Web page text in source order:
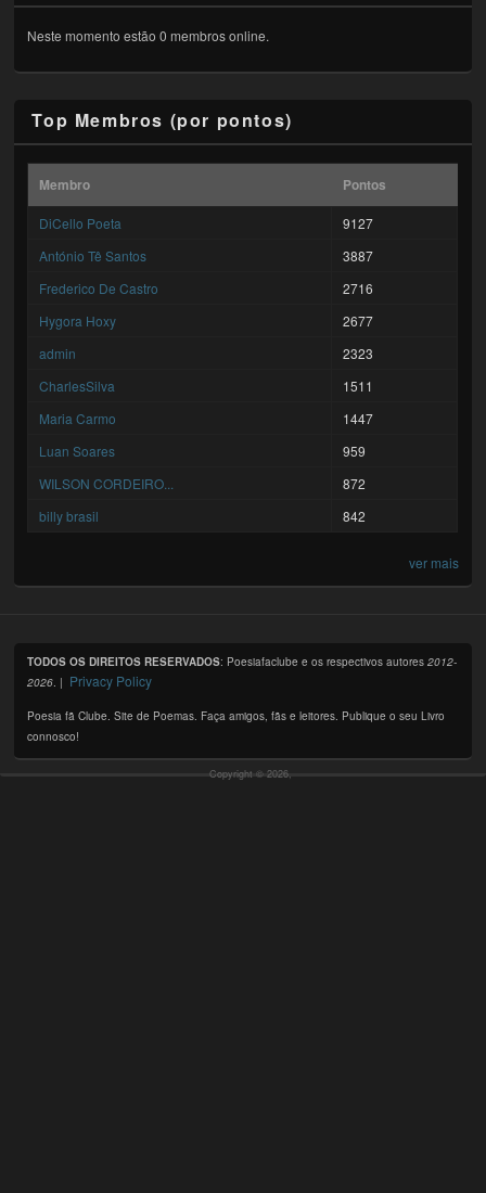
Neste momento estão 0 membros online.
Top Membros (por pontos)
Membro Pontos
DiCello Poeta
9127
António Tê Santos
3887
Frederico De Castro
2716
Hygora Hoxy
2677
admin
2323
CharlesSilva
1511
Maria Carmo
1447
Luan Soares
959
WILSON CORDEIRO...
872
billy brasil
842
ver mais
TODOS OS DIREITOS RESERVADOS: Poesiafaclube e os respectivos autores2012-
2026. | Privacy Policy
Poesia fã Clube. Site de Poemas. Faça amigos, fãs e leitores. Publique o seu Livro
connosco!
Copyright © 2026,